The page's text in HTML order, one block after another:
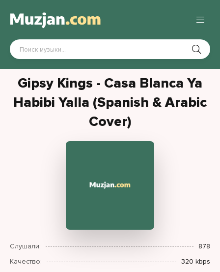
Gipsy Kings - Casa Blanca Ya
Habibi Yalla (Spanish & Arabic
Cover)
Слушали:
878
Качество:
320 kbps